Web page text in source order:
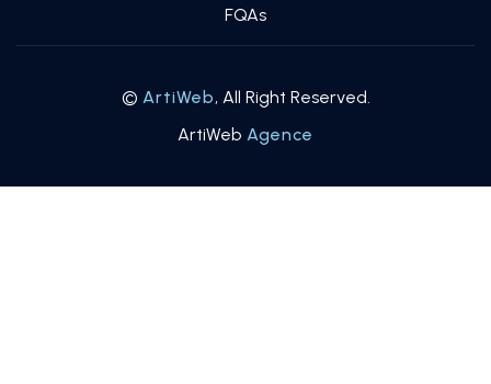
FQAs
© ArtiWeb, All Right Reserved.
ArtiWeb Agence